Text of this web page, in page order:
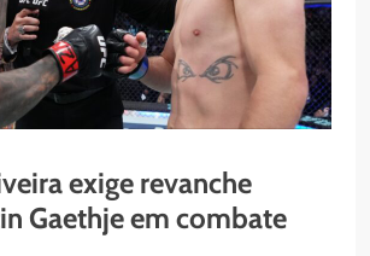
exige revanche
Gaethje em combate